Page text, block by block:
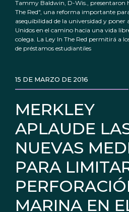
Tammy Baldwin, D-Wis., presentaron
The Red", una reforma importante
asequibilidad de la universidad y poner
Unidos en el camino hacia una vida
colega. La Ley In The Red permitirá a
de préstamos estudiantiles
MERKLEY
APLAUDE
NUEVAS
PARA
MARINA EN
15 DE MARZO DE 2016